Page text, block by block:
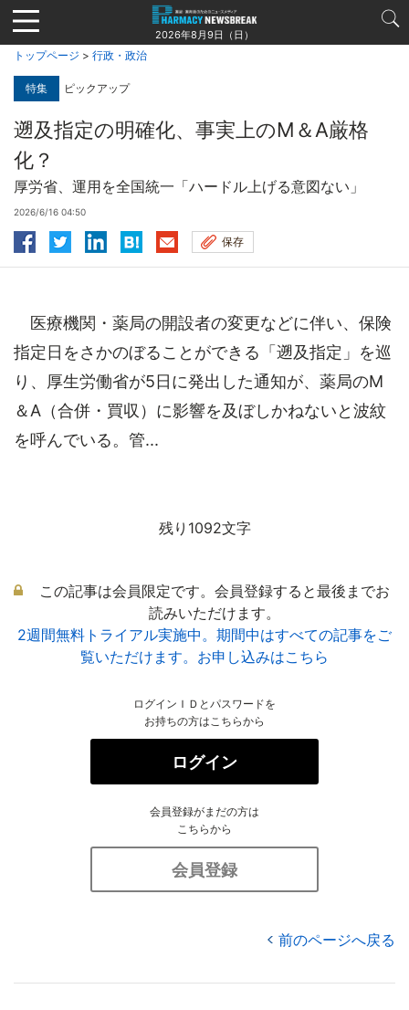
Jump
to
navigation
2026年8月9日（日）
トップページ > 行政・政治
特集 ピックアップ
遡及指定の明確化、事実上のM＆A厳格
化？
厚労省、運用を全国統一「ハードル上げる意図ない」
2026/6/16 04:50
保存
医療機関・薬局の開設者の変更などに伴い、保険
指定日をさかのぼることができる「遡及指定」を巡
り、厚生労働省が5日に発出した通知が、薬局のM
＆A（合併・買収）に影響を及ぼしかねないと波紋
を呼んでいる。管...
残り1092文字
この記事は会員限定です。会員登録すると最後までお
読みいただけます。
2週間無料トライアル実施中。期間中はすべての記事をご
覧いただけます。お申し込みはこちら
ログインＩＤとパスワードを
お持ちの方はこちらから
ログイン
会員登録がまだの方は
こちらから
会員登録
前のページへ戻る